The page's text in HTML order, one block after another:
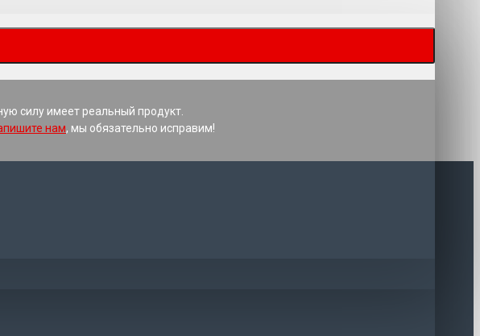
силу имеет реальный продукт.
нам, мы обязательно исправим!